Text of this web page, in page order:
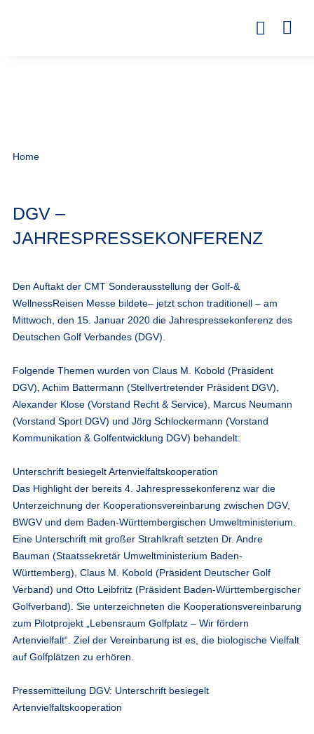
Home
DGV –
JAHRESPRESSEKONFERENZ
Den Auftakt der CMT Sonderausstellung der Golf-&
WellnessReisen Messe bildete– jetzt schon traditionell – am
Mittwoch, den 15. Januar 2020 die Jahrespressekonferenz des
Deutschen Golf Verbandes (DGV).
Folgende Themen wurden von Claus M. Kobold (Präsident
DGV), Achim Battermann (Stellvertretender Präsident DGV),
Alexander Klose (Vorstand Recht & Service), Marcus Neumann
(Vorstand Sport DGV) und Jörg Schlockermann (Vorstand
Kommunikation & Golfentwicklung DGV) behandelt:
Unterschrift besiegelt Artenvielfaltskooperation
Das Highlight der bereits 4. Jahrespressekonferenz war die
Unterzeichnung der Kooperationsvereinbarung zwischen DGV,
BWGV und dem Baden-Württembergischen Umweltministerium.
Eine Unterschrift mit großer Strahlkraft setzten Dr. Andre
Bauman (Staatssekretär Umweltministerium Baden-
Württemberg), Claus M. Kobold (Präsident Deutscher Golf
Verband) und Otto Leibfritz (Präsident Baden-Württembergischer
Golfverband). Sie unterzeichneten die Kooperationsvereinbarung
zum Pilotprojekt „Lebensraum Golfplatz – Wir fördern
Artenvielfalt“. Ziel der Vereinbarung ist es, die biologische Vielfalt
auf Golfplätzen zu erhören.
Pressemitteilung DGV: Unterschrift besiegelt
Artenvielfaltskooperation